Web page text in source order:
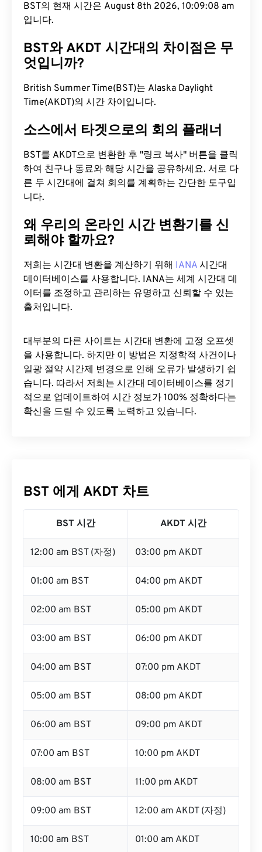
BST의 현재 시간은 August 8th 2026, 10:09:09 am
입니다.
BST와 AKDT 시간대의 차이점은 무
엇입니까?
British Summer Time(BST)는 Alaska Daylight
Time(AKDT)의 시간 차이입니다.
소스에서 타겟으로의 회의 플래너
BST를 AKDT으로 변환한 후 "링크 복사" 버튼을 클릭
하여 친구나 동료와 해당 시간을 공유하세요. 서로 다
른 두 시간대에 걸쳐 회의를 계획하는 간단한 도구입
니다.
왜 우리의 온라인 시간 변환기를 신
뢰해야 할까요?
저희는 시간대 변환을 계산하기 위해 IANA 시간대
데이터베이스를 사용합니다. IANA는 세계 시간대 데
이터를 조정하고 관리하는 유명하고 신뢰할 수 있는
출처입니다.
대부분의 다른 사이트는 시간대 변환에 ​​고정 오프셋
을 사용합니다. 하지만 이 방법은 지정학적 사건이나
일광 절약 시간제 변경으로 인해 오류가 발생하기 쉽
습니다. 따라서 저희는 시간대 데이터베이스를 정기
적으로 업데이트하여 시간 정보가 100% 정확하다는
확신을 드릴 수 있도록 노력하고 있습니다.
BST 에게 AKDT 차트
BST 시간 AKDT 시간
12:00 am BST (자정) 03:00 pm AKDT
01:00 am BST 04:00 pm AKDT
02:00 am BST 05:00 pm AKDT
03:00 am BST 06:00 pm AKDT
04:00 am BST 07:00 pm AKDT
05:00 am BST 08:00 pm AKDT
06:00 am BST 09:00 pm AKDT
07:00 am BST 10:00 pm AKDT
08:00 am BST 11:00 pm AKDT
09:00 am BST 12:00 am AKDT (자정)
10:00 am BST 01:00 am AKDT